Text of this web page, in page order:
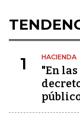
1 HACIENDA
"En